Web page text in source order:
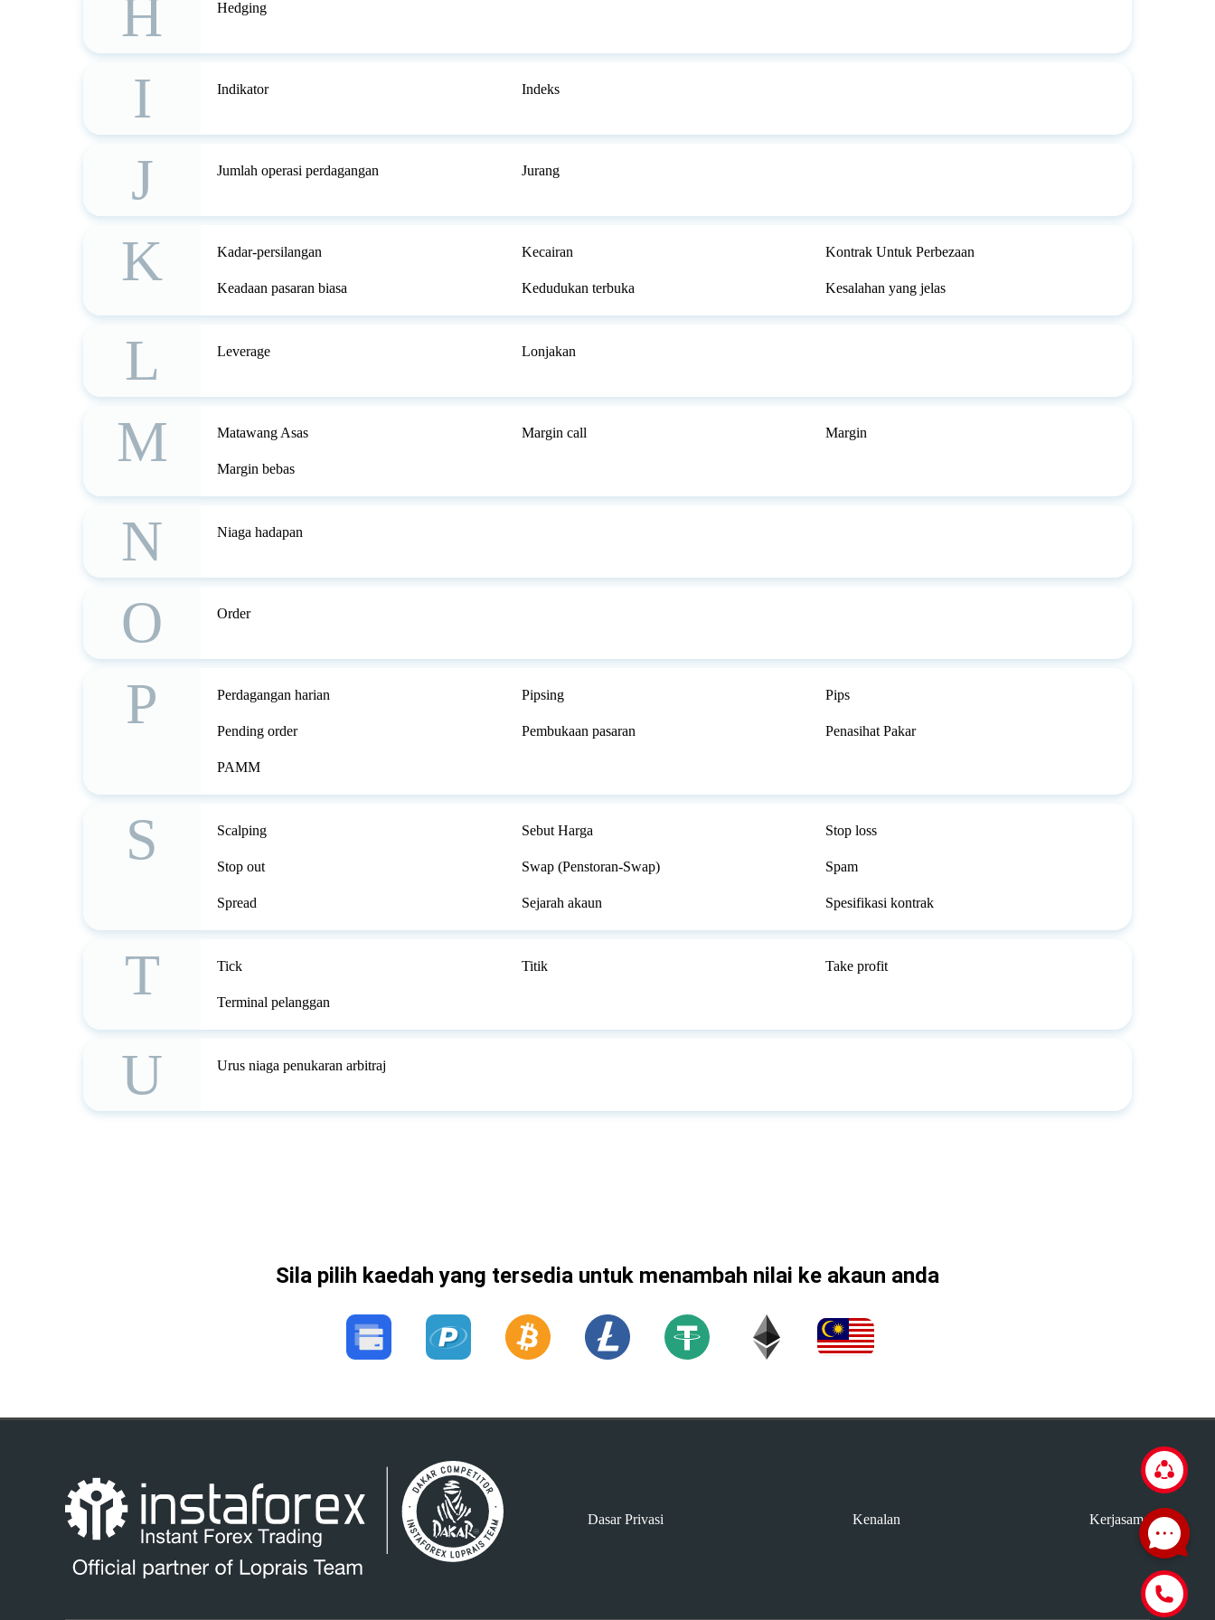
H Hedging
I Indikator Indeks
J Jumlah operasi perdagangan Jurang
K Kadar-persilangan Kecairan Kontrak Untuk Perbezaan
Keadaan pasaran biasa Kedudukan terbuka Kesalahan yang jelas
L Leverage Lonjakan
M Matawang Asas Margin call Margin
Margin bebas
N Niaga hadapan
O Order
P Perdagangan harian Pipsing Pips
Pending order Pembukaan pasaran Penasihat Pakar
PAMM
S Scalping Sebut Harga Stop loss
Stop out Swap (Penstoran-Swap) Spam
Spread Sejarah akaun Spesifikasi kontrak
T Tick Titik Take profit
Terminal pelanggan
U Urus niaga penukaran arbitraj
Sila pilih kaedah yang tersedia untuk menambah nilai ke akaun anda
Dasar Privasi Kenalan Kerjasama